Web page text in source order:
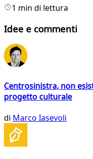
1 min di lettura
Idee e commenti
Centrosinistra, non
progetto culturale
di Marco Iasevoli